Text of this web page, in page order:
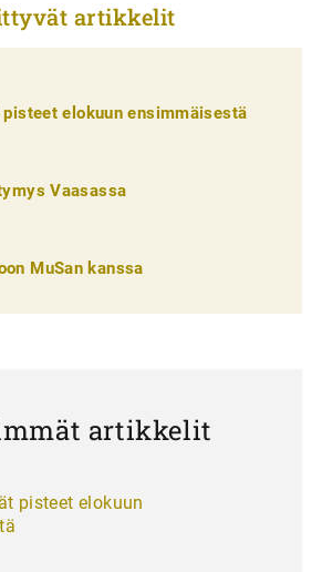
artikkelit
elokuun ensimmäisestä
Vaasassa
MuSan kanssa
artikkelit
pisteet elokuun